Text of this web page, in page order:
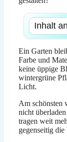
Inhalt
Ein Garten
Farbe und
keine üppige
wintergrüne
Licht.
Am schönsten
nicht
tragen weit
gegenseitig